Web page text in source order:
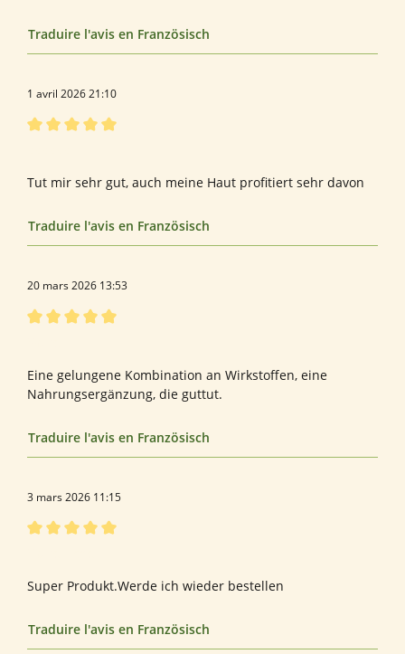
Traduire l'avis en Französisch
1 avril 2026 21:10
Tut mir sehr gut, auch meine Haut profitiert sehr davon
Traduire l'avis en Französisch
20 mars 2026 13:53
Eine gelungene Kombination an Wirkstoffen, eine
Nahrungsergänzung, die guttut.
Traduire l'avis en Französisch
3 mars 2026 11:15
Super Produkt.Werde ich wieder bestellen
Traduire l'avis en Französisch